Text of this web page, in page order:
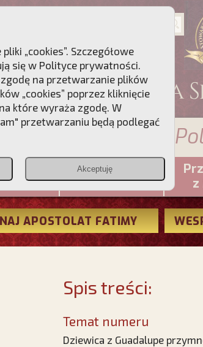
sumienia
PCh24.pl
z
APOSTOLAT FATIMY
Spis treści:
Temat numeru
Dziewica z Guadalupe
„cookies”. Szczegółowe
się w Polityce prywatności.
na przetwarzanie plików
„cookies” poprzez kliknięcie
które wyraża zgodę. W
przetwarzaniu będą podlegać
Akceptuję